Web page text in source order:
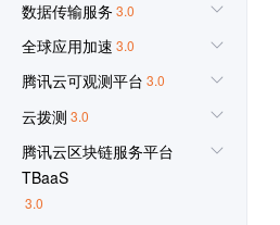
数据传输服务 3.0
全球应用加速 3.0
腾讯云可观测平台 3.0
云拨测 3.0
腾讯云区块链服务平台
TBaaS
3.0